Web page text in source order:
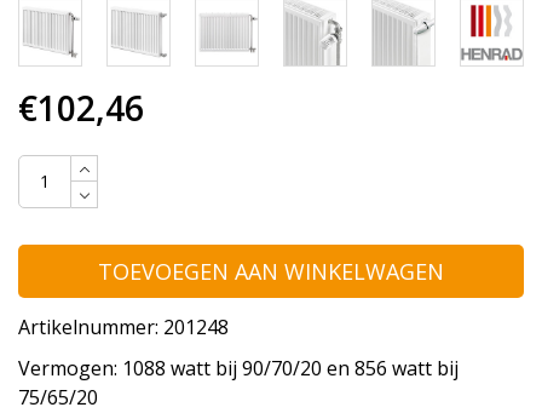
€102,46
TOEVOEGEN AAN WINKELWAGEN
Artikelnummer: 201248
Vermogen: 1088 watt bij 90/70/20 en 856 watt bij
75/65/20